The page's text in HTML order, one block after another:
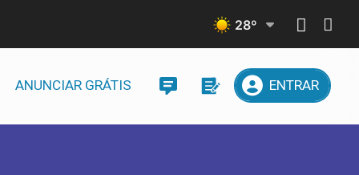
28º
ANUNCIAR GRÁTIS ENTRAR